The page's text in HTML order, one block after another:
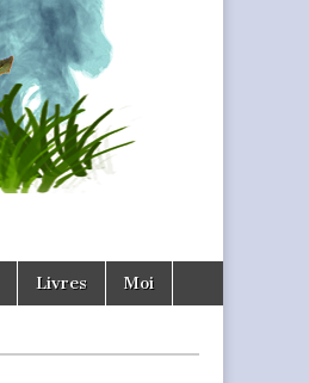
Livres Moi